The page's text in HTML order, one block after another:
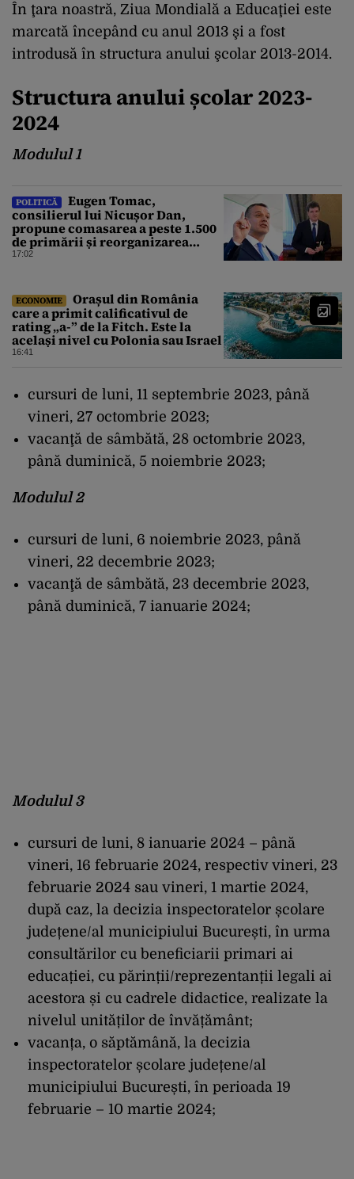
În ţara noastră, Ziua Mondială a Educaţiei este
marcată începând cu anul 2013 şi a fost
introdusă în structura anului şcolar 2013-2014.
Structura anului școlar 2023-
2024
Modulul 1
POLITICĂ
Eugen Tomac,
consilierul lui Nicușor Dan,
propune comasarea a peste 1.500
de primării și reorganizarea
administrativă a județelor
17:02
ECONOMIE
Orașul din România
care a primit calificativul de
rating „a-” de la Fitch. Este la
același nivel cu Polonia sau Israel
16:41
cursuri de luni, 11 septembrie 2023, până
vineri, 27 octombrie 2023;
vacanţă de sâmbătă, 28 octombrie 2023,
până duminică, 5 noiembrie 2023;
Modulul 2
cursuri de luni, 6 noiembrie 2023, până
vineri, 22 decembrie 2023;
vacanţă de sâmbătă, 23 decembrie 2023,
până duminică, 7 ianuarie 2024;
Modulul 3
cursuri de luni, 8 ianuarie 2024 – până
vineri, 16 februarie 2024, respectiv vineri, 23
februarie 2024 sau vineri, 1 martie 2024,
după caz, la decizia inspectoratelor școlare
județene/al municipiului București, în urma
consultărilor cu beneficiarii primari ai
educației, cu părinții/reprezentanții legali ai
acestora și cu cadrele didactice, realizate la
nivelul unităților de învățământ;
vacanța, o săptămână, la decizia
inspectoratelor școlare județene/al
municipiului București, în perioada 19
februarie – 10 martie 2024;